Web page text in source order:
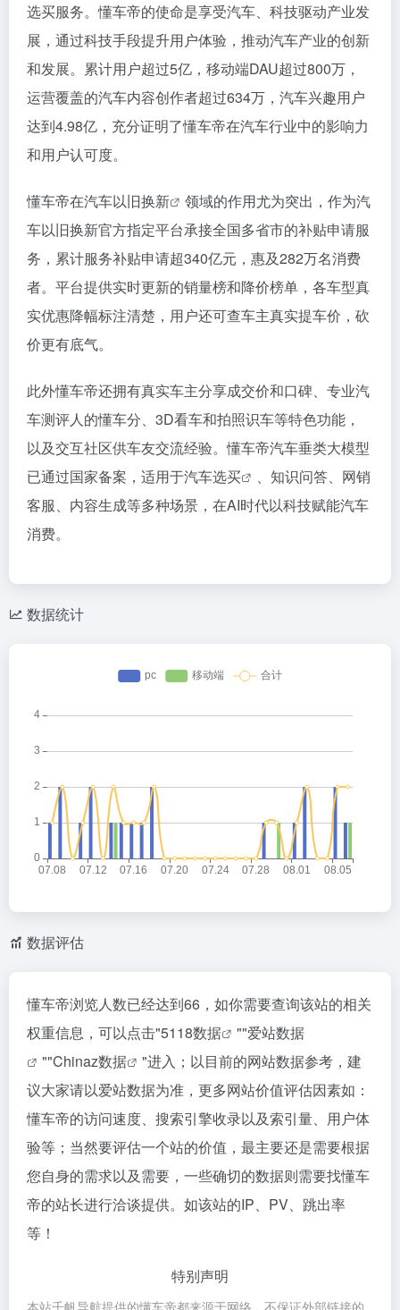
选买服务。懂车帝的使命是享受汽车、科技驱动产业发
展，通过科技手段提升用户体验，推动汽车产业的创新
和发展。累计用户超过5亿，移动端DAU超过800万，
运营覆盖的汽车内容创作者超过634万，汽车兴趣用户
达到4.98亿，充分证明了懂车帝在汽车行业中的影响力
和用户认可度。
懂车帝在汽车以旧换新
领域的作用尤为突出，作为汽
车以旧换新官方指定平台承接全国多省市的补贴申请服
务，累计服务补贴申请超340亿元，惠及282万名消费
者。平台提供实时更新的销量榜和降价榜单，各车型真
实优惠降幅标注清楚，用户还可查车主真实提车价，砍
价更有底气。
此外懂车帝还拥有真实车主分享成交价和口碑、专业汽
车测评人的懂车分、3D看车和拍照识车等特色功能，
以及交互社区供车友交流经验。懂车帝汽车垂类大模型
已通过国家备案，适用于汽车选买
、知识问答、网销
客服、内容生成等多种场景，在AI时代以科技赋能汽车
消费。
数据统计
数据评估
懂车帝浏览人数已经达到66，如你需要查询该站的相关
权重信息，可以点击"5118数据 ""爱站数据
""Chinaz数据
"进入；以目前的网站数据参考，建
议大家请以爱站数据为准，更多网站价值评估因素如：
懂车帝的访问速度、搜索引擎收录以及索引量、用户体
验等；当然要评估一个站的价值，最主要还是需要根据
您自身的需求以及需要，一些确切的数据则需要找懂车
帝的站长进行洽谈提供。如该站的IP、PV、跳出率
等！
特别声明
本站千帆导航提供的懂车帝都来源于网络，不保证外部链接的